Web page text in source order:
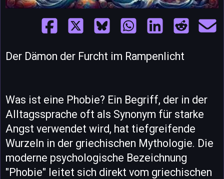
Der Dämon der Furcht im Rampenlicht
Was ist eine Phobie? Ein Begriff, der in der
Alltagssprache oft als Synonym für starke
Angst verwendet wird, hat tiefgreifende
Wurzeln in der griechischen Mythologie. Die
moderne psychologische Bezeichnung
"Phobie" leitet sich direkt vom griechischen